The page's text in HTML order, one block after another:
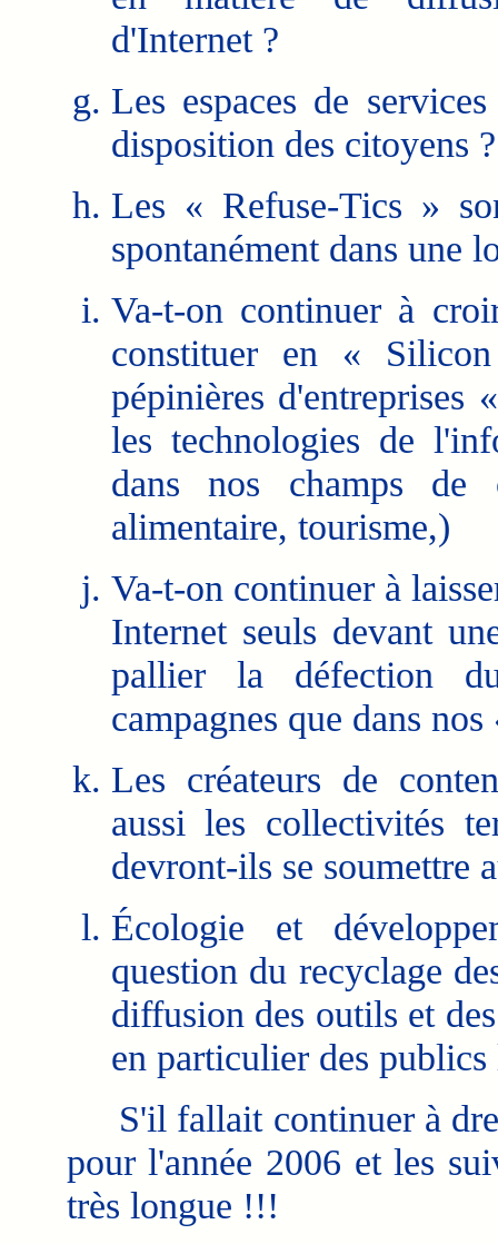
d'Internet ?
Les espaces de
disposition des citoyens ?
Les « Refuse-Tics »
spontanément dans une
Va-t-on continuer à
constituer en «
pépinières
les technologies de
dans nos champs de
alimentaire, tourisme,)
Va-t-on continuer à
Internet seuls devant
pallier la défection
campagnes que dans
Les créateurs de
aussi les collectivités
devront-ils se soumettre
Écologie et
question du recyclage
diffusion des outils et
en particulier des
S'il fallait continuer à
pour l'année 2006 et les
très longue !!!